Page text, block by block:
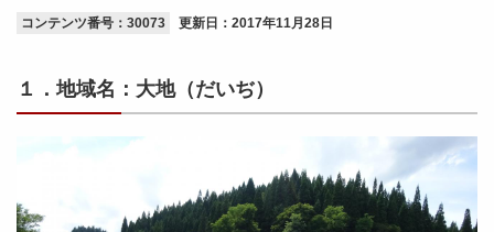
コンテンツ番号：30073 更新日： 2017年11月28日
１．地域名：大地（だいぢ）